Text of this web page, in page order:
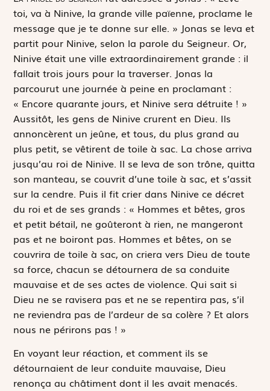
toi, va à Ninive, la grande ville païenne, proclame le
message que je te donne sur elle. » Jonas se leva et
partit pour Ninive, selon la parole du Seigneur. Or,
Ninive était une ville extraordinairement grande : il
fallait trois jours pour la traverser. Jonas la
parcourut une journée à peine en proclamant :
« Encore quarante jours, et Ninive sera détruite ! »
Aussitôt, les gens de Ninive crurent en Dieu. Ils
annoncèrent un jeûne, et tous, du plus grand au
plus petit, se vêtirent de toile à sac. La chose arriva
jusqu’au roi de Ninive. Il se leva de son trône, quitta
son manteau, se couvrit d’une toile à sac, et s’assit
sur la cendre. Puis il fit crier dans Ninive ce décret
du roi et de ses grands : « Hommes et bêtes, gros
et petit bétail, ne goûteront à rien, ne mangeront
pas et ne boiront pas. Hommes et bêtes, on se
couvrira de toile à sac, on criera vers Dieu de toute
sa force, chacun se détournera de sa conduite
mauvaise et de ses actes de violence. Qui sait si
Dieu ne se ravisera pas et ne se repentira pas, s’il
ne reviendra pas de l’ardeur de sa colère ? Et alors
nous ne périrons pas ! »
En voyant leur réaction, et comment ils se
détournaient de leur conduite mauvaise, Dieu
renonça au châtiment dont il les avait menacés.